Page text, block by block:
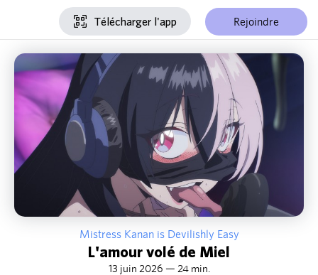
Télécharger l'app Rejoindre
Mistress Kanan is Devilishly Easy
L'amour volé de Miel
13 juin 2026 — 24 min.